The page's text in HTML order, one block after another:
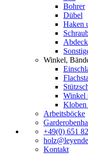
Bohrer
Dübel
Haken
Winkel,
Winkel
Kloben
Arbeitsböcke
+49(0) 651
Kontakt